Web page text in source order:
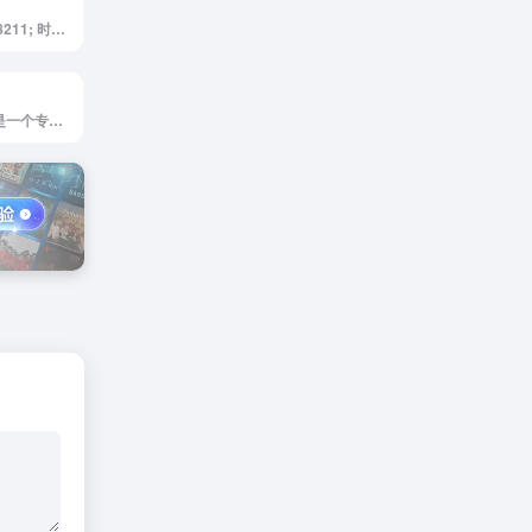
<p> PostoMe &#8211; 时光邮局 | 创造独特的未来信件体验，让您的话语穿越时空，给未来的自己或亲爱的人带去温暖和惊喜。记录生活，链接过去与未来。 </p>
<p>NomadVisa 是一个专为数字游民、远程工作者和自由职业者打造的全球数字游民签证信息汇总网站。如果你渴望在享受自由职业或远程工作的同时环游世界，这个平台将是你的理想助手。NomadVisa 提供全面、最新的数字游民签证资源，帮助你轻松找到适合自己的签证选项，助力无国界工作生活方式的实现。</p><p>平台内容覆盖广泛，可根据目标国家进行个性化筛选，快速找到所需的签证信息。无论你计划前往欧洲、亚洲还是美洲，都能获得关于签证费用、有效期限、申请要求等的准确详情。此外，网站支持订阅更新服务，让用户实时掌握全球签证政策的最新动态，不错过任何机会。</p><p>NomadVisa 的使命是简化跨国工作和生活的复杂流程，为追求自由与冒险的全球游民提供便捷工具。无论你是刚开始规划全球化职业生涯的新手，还是经验丰富的国际远程工作者，NomadVisa 都能成为你可靠的信息资源和指南，让你的环球之旅更轻松、更有方向感。</p><img decoding="async" data-src="//www.40000.net/wp-content/uploads/2024/12/20241215075421-675e8b2dac499.webp" src="https://www.40000.net/wp-content/themes/onenav/images/t.png" alt="NomadVisa">